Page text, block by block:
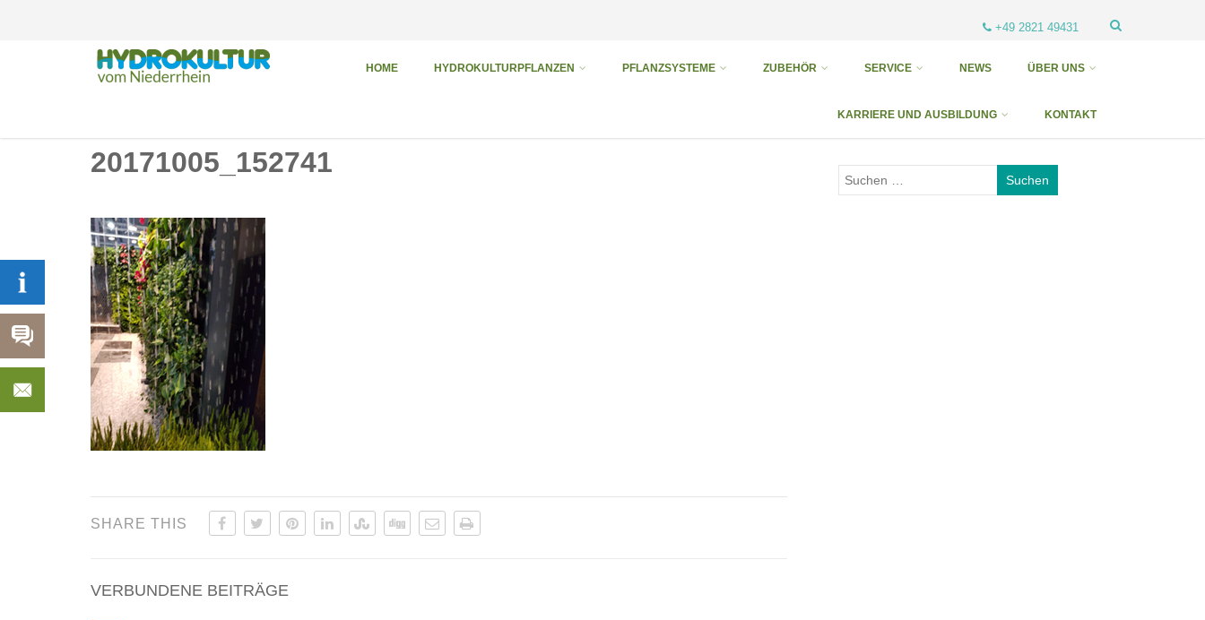
+49 2821 49431
HOME HYDROKULTURPFLANZEN PFLANZSYSTEME ZUBEHÖR SERVICE NEWS ÜBER UNS
KARRIERE UND AUSBILDUNG KONTAKT
20171005_152741
SHARE THIS
VERBUNDENE BEITRÄGE